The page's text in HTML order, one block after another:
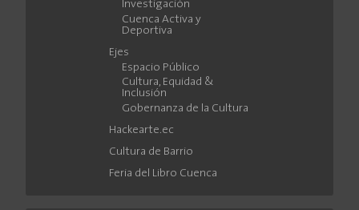
Investigación
Cuenca Activa y
Deportiva
Ejes
Espacio Público
Cultura, Equidad &
Inclusión
Gobernanza de la Cultura
Hackearte.ec
Cultura de Barrio
Feria del Libro Cuenca